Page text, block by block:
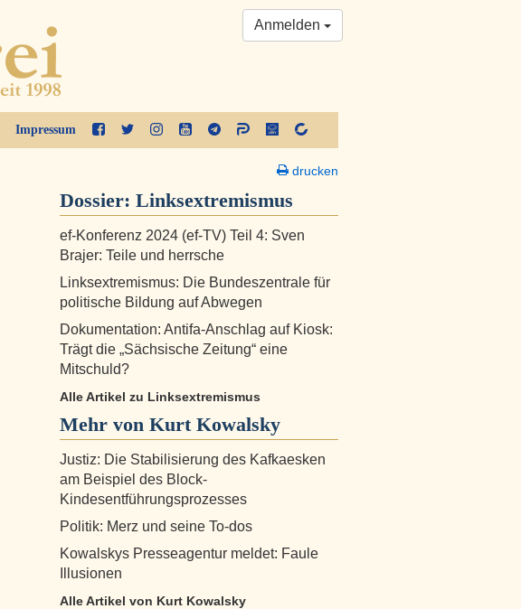
Impressum
Anmelden
drucken
Dossier: Linksextremismus
ef-Konferenz 2024 (ef-TV) Teil 4: Sven
Brajer: Teile und herrsche
Linksextremismus: Die Bundeszentrale für
politische Bildung auf Abwegen
Dokumentation: Antifa-Anschlag auf Kiosk:
Trägt die „Sächsische Zeitung“ eine
Mitschuld?
Alle Artikel zu Linksextremismus
Mehr von Kurt Kowalsky
Justiz: Die Stabilisierung des Kafkaesken
am Beispiel des Block-
Kindesentführungsprozesses
Politik: Merz und seine To-dos
Kowalskys Presseagentur meldet: Faule
Illusionen
Alle Artikel von Kurt Kowalsky